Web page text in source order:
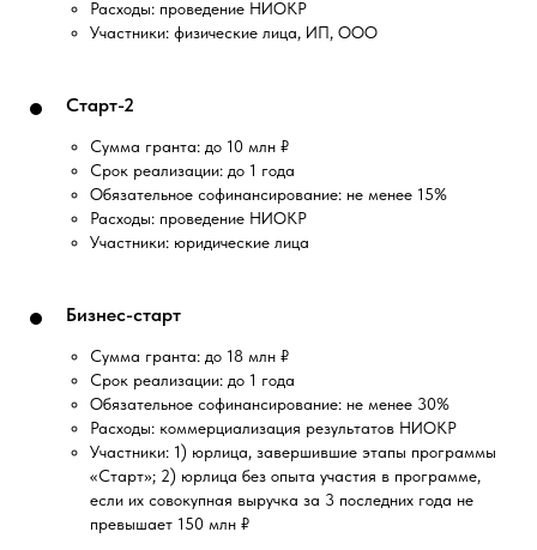
Расходы: проведение НИОКР
Участники: физические лица, ИП, ООО
Старт-2
Сумма гранта: до 10 млн ₽
Срок реализации: до 1 года
Обязательное софинансирование: не менее 15%
Расходы: проведение НИОКР
Участники: юридические лица
Бизнес-старт
Сумма гранта: до 18 млн ₽
Срок реализации: до 1 года
Обязательное софинансирование: не менее 30%
Расходы: коммерциализация результатов НИОКР
Участники: 1) юрлица, завершившие этапы программы
«Старт»; 2) юрлица без опыта участия в программе,
если их совокупная выручка за 3 последних года не
превышает 150 млн ₽